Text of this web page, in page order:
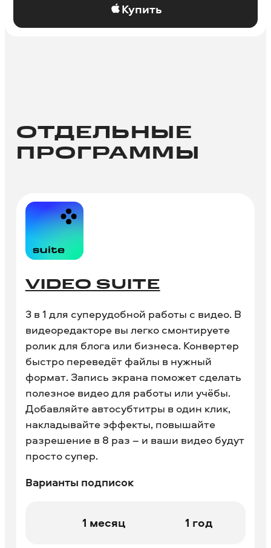
Купить
ОТДЕЛЬНЫЕ
ПРОГРАММЫ
VIDEO SUITE
3 в 1 для суперудобной работы с видео. В
видеоредакторе вы легко смонтируете
ролик для блога или бизнеса. Конвертер
быстро переведёт файлы в нужный
формат. Запись экрана поможет сделать
полезное видео для работы или учёбы.
Добавляйте автосубтитры в один клик,
накладывайте эффекты, повышайте
разрешение в 8 раз – и ваши видео будут
просто супер.
Варианты подписок
1 месяц 1 год